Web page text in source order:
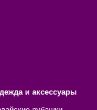
и аксессуары